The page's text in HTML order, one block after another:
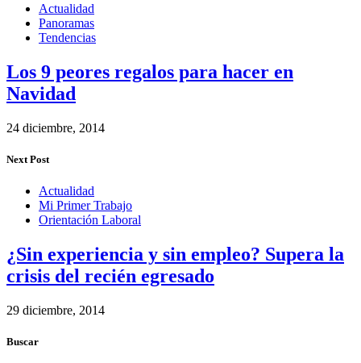
Actualidad
Panoramas
Tendencias
Los 9 peores regalos para hacer en
Navidad
24 diciembre, 2014
Next Post
Actualidad
Mi Primer Trabajo
Orientación Laboral
¿Sin experiencia y sin empleo? Supera la
crisis del recién egresado
29 diciembre, 2014
Buscar